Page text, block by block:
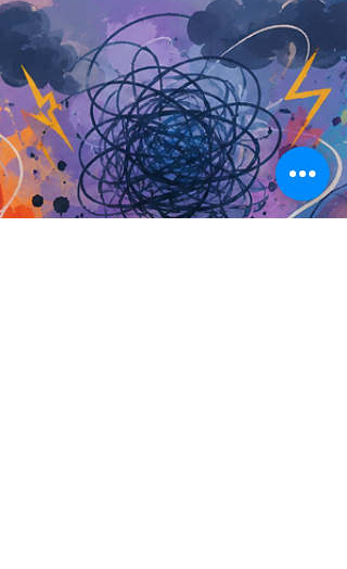
Ο θυμός είναι ένα από τα πιο συχνά και
παρεξηγημένα ανθρώπινα συναισθήματα.
Συχνά αντιμετωπίζεται ως κάτι αρνητικό,
στην πραγματικότητα είναι μια φυσιολογική
αντίδραση με λειτουργικό ρόλο. Μπορεί να
μας ενημερώνει ότι κάτι μας ενόχλησε, ότι
όριο παραβιάστηκε ή ότι μια ανάγκη δεν
ακούστηκε. Η βιβλιογραφία δείχνει ότι ο